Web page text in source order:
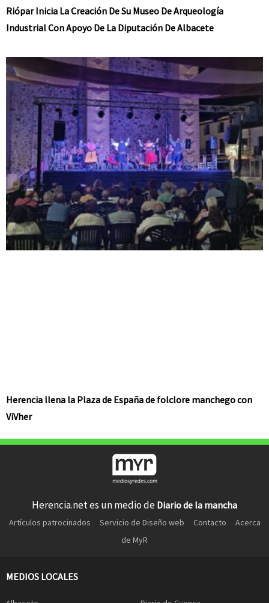
Riópar Inicia La Creación De Su Museo De Arqueología
Industrial Con Apoyo De La Diputación De Albacete
Herencia llena la Plaza de España de folclore manchego con
ViVher
Herencia.net es un medio de Diario de la mancha
Artículos patrocinados Servicio de Diseño web Contacto
Acerca
de MyR
MEDIOS LOCALES